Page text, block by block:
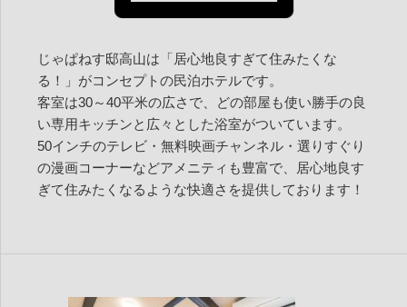
じゃぱねす邸高山は「居心地良すぎて住みたくな
る！」がコンセプトの民泊ホテルです。
客室は30～40平米の広さで、どの部屋も使い勝手の良
い専用キッチンと広々とした浴室がついています。
50インチのテレビ・無料映画チャンネル・選りすぐり
の漫画コーナーなどアメニティも豊富で、居心地良す
ぎて住みたくなるような快適さを提供しております！